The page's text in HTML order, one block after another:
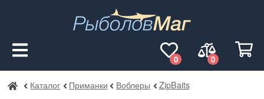
0
0
РыболовМаг
Каталог Приманки Воблеры ZipBaits